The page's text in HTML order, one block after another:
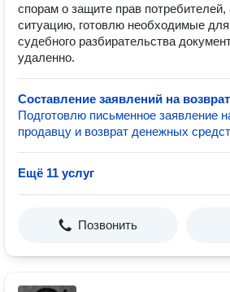
спорам о защите прав
ситуацию, готовлю необходимые
судебного разбирательства
удаленно.
Составление заявлений на
Подготовлю письменное заявление
продавцу и возврат денежных
Ещё 11 услуг
Позвонить